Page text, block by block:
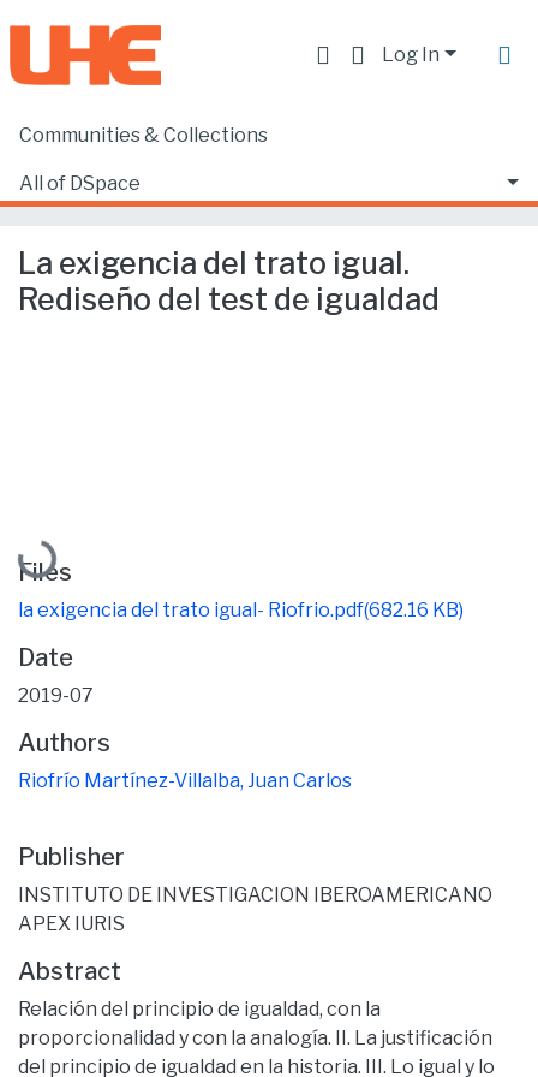
Log In
Communities & Collections
All of DSpace
Home
La exigencia del trato igual. Rediseño del test de igualdad
La exigencia del trato igual.
Rediseño del test de igualdad
Loading...
Files
la exigencia del trato igual- Riofrio.pdf(682.16 KB)
Date
2019-07
Authors
Riofrío Martínez-Villalba, Juan Carlos
Publisher
INSTITUTO DE INVESTIGACION IBEROAMERICANO
APEX IURIS
Abstract
Relación del principio de igualdad, con la
proporcionalidad y con la analogía. II. La justificación
del principio de igualdad en la historia. III. Lo igual y lo